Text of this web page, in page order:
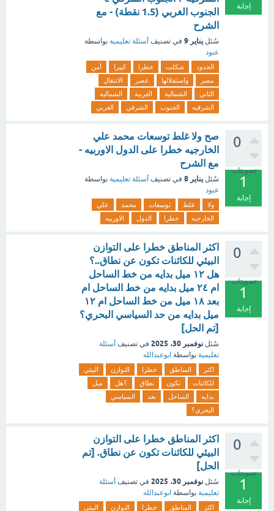
إجابة
الجنوب الغربي (1.5 نقطة) - مع
الشرح
سُئل يناير 9 في تصنيف أسئلة تعليمية بواسطة
عبود
الحدود شكلت خطرا كبيرا
أمن
مصر
واستقلالها عصر
الانتقال
الثاني
الشمالية الغربية
الشماليه
الشرقيه
الجنوب الشرقي الغربي
0
تصويتات
1
إجابة
صح ولا غلط توسعات محمد علي
الخارجيه خطرا على الدول الاوربيه -
مع الشرح
سُئل يناير 8 في تصنيف أسئلة تعليمية بواسطة
عبود
ولا غلط توسعات محمد
علي
الخارجيه
خطرا الدول الاوربيه
0
تصويتات
1
إجابة
اكثر المناطق خطرا على التوازن
البيئي للكائنات تكون عن نطاق..؟
هل ١٢ ميل بدايه من خط الساحل
ام ٢٤ ميل بدايه من خط الساحل ام
بعد ١٨ ميل من خط الساحل ام ١٢
ميل بدايه من حد السياسي البحري؟
[تم الحل]
سُئل نوفمبر 30، 2025 في تصنيف أسئلة
تعليمية بواسطة ابوعبدالله
اكثر المناطق خطرا التوازن
البيئي
للكائنات
تكون نطاق ؟هل
ميل
بدايه
الساحل بعد
السياسي
البحري؟
0
تصويتات
1
إجابة
اكثر المناطق خطرا على التوازن
البيئي للكائنات تكون عن نطاق. [تم
الحل]
سُئل نوفمبر 30، 2025 في تصنيف أسئلة
تعليمية بواسطة ابوعبدالله
اكثر المناطق خطرا التوازن البيئي